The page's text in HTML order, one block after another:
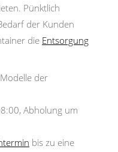
Pünktlich
der Kunden
die Entsorgung
der
Abholung um
bis zu eine